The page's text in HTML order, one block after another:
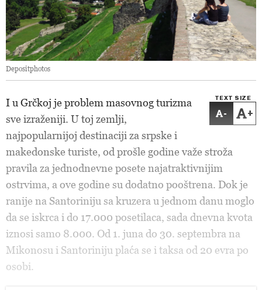
Depositphotos
TEXT SIZE
- +
I u Grčkoj je problem masovnog turizma
sve izraženiji. U toj zemlji,
najpopularnijoj destinaciji za srpske i
makedonske turiste, od prošle godine važe stroža
pravila za jednodnevne posete najatraktivnijim
ostrvima, a ove godine su dodatno pooštrena. Dok je
ranije na Santoriniju sa kruzera u jednom danu moglo
da se iskrca i do 17.000 posetilaca, sada dnevna kvota
iznosi samo 8.000. Od 1. juna do 30. septembra na
Mikonosu i Santoriniju plaća se i taksa od 20 evra po
osobi.